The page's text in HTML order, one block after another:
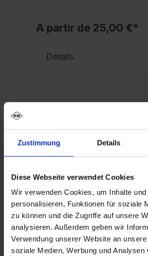
Zustimmung Details
Diese Webseite verwendet Cookies
Wir verwenden Cookies, um Inhalte
personalisieren, Funktionen für soziale
zu können und die Zugriffe auf unsere
analysieren. Außerdem geben wir
Verwendung unserer Website an
soziale Medien, Werbung und Analysen
A partir de 25,00 €*
Détails
Description
Vestiaire noir et blanc PSA Evolo
rangement séparé des vêtements
Plus